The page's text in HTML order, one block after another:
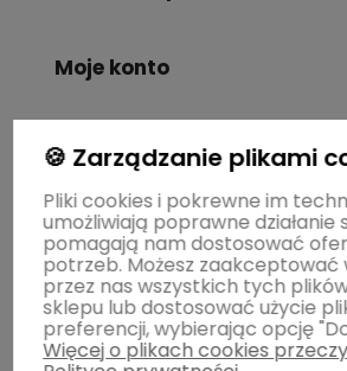
Moje konto
Gwarancja i zwroty
O firmie
🍪 Zarządzanie plikami
Pliki cookies i pokrewne im
umożliwiają poprawne działanie
pomagają nam dostosować
potrzeb. Możesz zaakceptować
przez nas wszystkich tych
sklepu lub dostosować użycie
preferencji, wybierając opcję
Więcej o plikach cookies